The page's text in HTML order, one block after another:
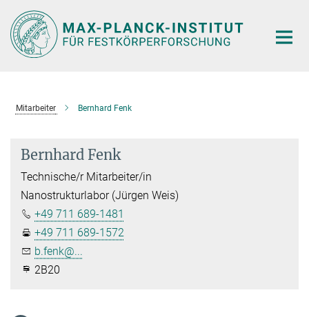
Hauptinhalt
Mitarbeiter Bernhard Fenk
Bernhard Fenk
Technische/r Mitarbeiter/in
Nanostrukturlabor (Jürgen Weis)
+49 711 689-1481
+49 711 689-1572
b.fenk@...
2B20